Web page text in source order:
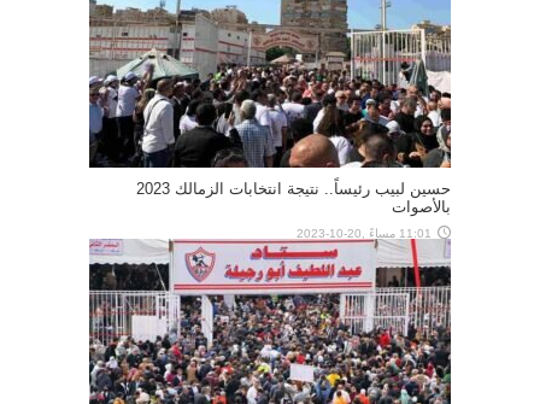
حسين لبيب رئيساً.. نتيجة انتخابات الزمالك 2023
بالأصوات
11:01 مساءً ,20-10-2023